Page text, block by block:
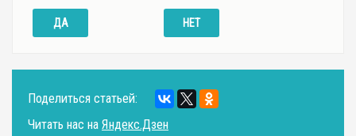
ДА НЕТ
Поделиться статьей:
Читать нас на Яндекс.Дзен